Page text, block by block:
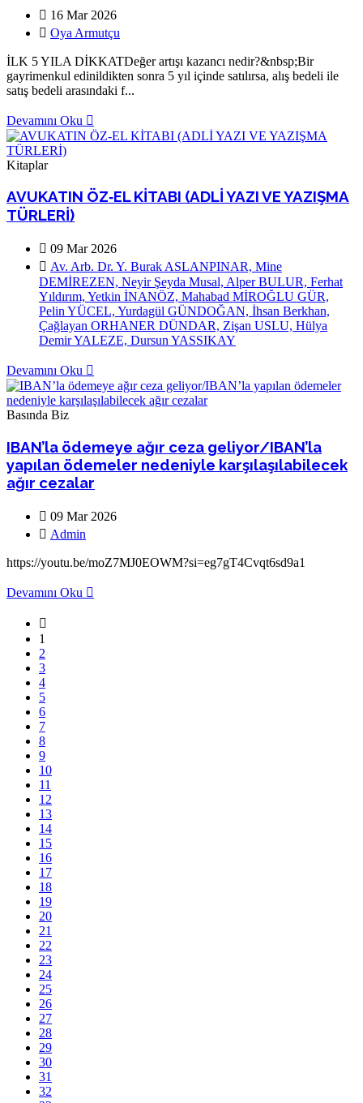
16 Mar 2026
Oya Armutçu
İLK 5 YILA DİKKATDeğer artışı kazancı nedir?&nbsp;Bir
gayrimenkul edinildikten sonra 5 yıl içinde satılırsa, alış bedeli ile
satış bedeli arasındaki f...
Devamını Oku
Kitaplar
AVUKATIN ÖZ‐EL KİTABI (ADLİ YAZI VE YAZIŞMA
TÜRLERİ)
09 Mar 2026
Av. Arb. Dr. Y. Burak ASLANPINAR, Mine
DEMİREZEN, Neyir Şeyda Musal, Alper BULUR, Ferhat
Yıldırım, Yetkin İNANÖZ, Mahabad MİROĞLU GÜR,
Pelin YÜCEL, Yurdagül GÜNDOĞAN, İhsan Berkhan,
Çağlayan ORHANER DÜNDAR, Zişan USLU, Hülya
Demir YALEZE, Dursun YASSIKAY
Devamını Oku
Basında Biz
IBAN’la ödemeye ağır ceza geliyor/IBAN’la
yapılan ödemeler nedeniyle karşılaşılabilecek
ağır cezalar
09 Mar 2026
Admin
https://youtu.be/moZ7MJ0EOWM?si=eg7gT4Cvqt6sd9a1
Devamını Oku
1
2
3
4
5
6
7
8
9
10
11
12
13
14
15
16
17
18
19
20
21
22
23
24
25
26
27
28
29
30
31
32